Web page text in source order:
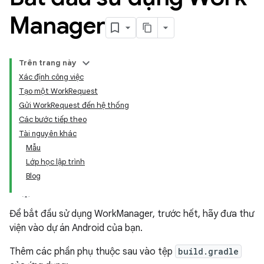
Manager
Trên trang này
Xác định công việc
Tạo một WorkRequest
Gửi WorkRequest đến hệ thống
Các bước tiếp theo
Tài nguyên khác
Mẫu
Lớp học lập trình
Blog
Để bắt đầu sử dụng WorkManager, trước hết, hãy đưa thư
viện vào dự án Android của bạn.
Thêm các phần phụ thuộc sau vào tệp build.gradle